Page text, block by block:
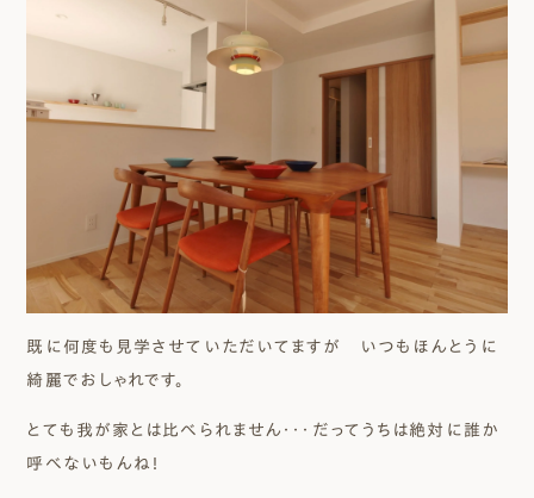
既に何度も見学させていただいてますが いつもほんとうに
綺麗でおしゃれです。
とても我が家とは比べられません・・・だってうちは絶対に誰か
呼べないもんね！